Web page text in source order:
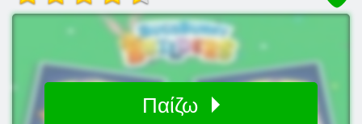
Παίζω